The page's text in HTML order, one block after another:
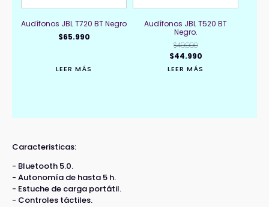
Audífonos JBL T720 BT Negro
$65.990
LEER MÁS
Audífonos JBL T520 BT
Negro.
$49.990
El
precio
$44.990El
precio
LEER MÁS
Caracteristicas:
- Bluetooth 5.0.
- Autonomía de hasta 5 h.
- Estuche de carga portátil.
- Controles táctiles.